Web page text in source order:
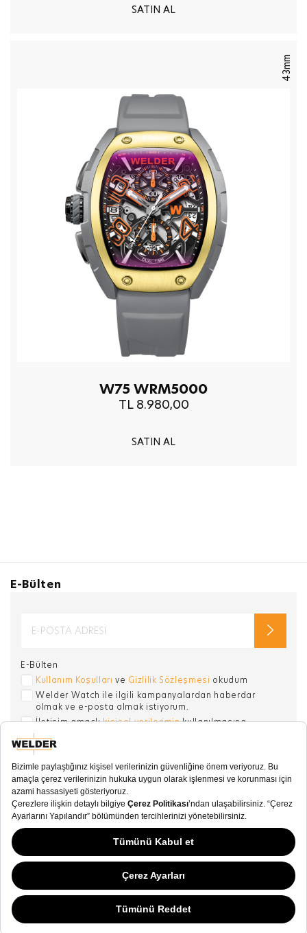
SATIN AL
43mm
W75 WRM5000
TL 8.980,00
SATIN AL
E-Bülten
E-Bülten
Kullanım Koşulları ve Gizlilik Sözleşmesi okudum
Welder Watch ile ilgili kampanyalardan haberdar
olmak ve e-posta almak istiyorum.
İletişim amaçlıkişisel verileriminkullanılmasına
SOSYAL MEDYA
KATEGORİ
KOLEKSİYON
DİĞER
© WELDER. All Rights Reserved.
Kullanım Koşulları | Gizlilik Sözleşmesi
Alışveriş deneyiminizi iyileştirmek ve sizlere daha iyi hizmet verebilmek için
yasal düzenlemelere uygun çerezler (cookies) kullanıyoruz. Detaylı bilgi için
“Gizlilik ve Kişisel Veriler” sayfamızı ziyaret edebilirsiniz.Detaylar için tıklayın.